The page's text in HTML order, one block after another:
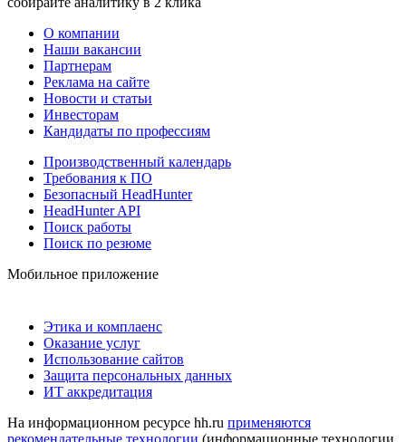
О компании
Наши вакансии
Партнерам
Реклама на сайте
Новости и статьи
Инвесторам
Кандидаты по профессиям
Производственный календарь
Требования к ПО
Безопасный HeadHunter
HeadHunter API
Поиск работы
Поиск по резюме
Мобильное приложение
Этика и комплаенс
Оказание услуг
Использование сайтов
Защита персональных данных
ИТ аккредитация
На информационном ресурсе hh.ru применяются
рекомендательные технологии (информационные технологии